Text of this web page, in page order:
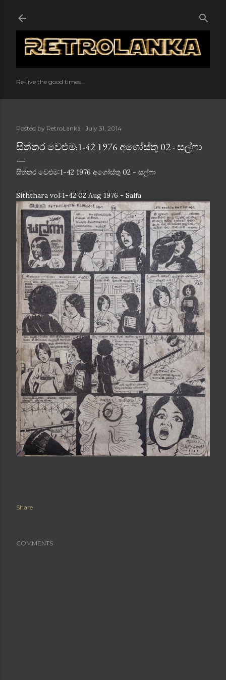
Re-live the good times...
Posted by RetroLanka July 31, 2014
සිත්තර වෙළුම:1-42 1976 අගෝස්තු 02 - සල්ෆා
සිත්තර වෙළුම:1-42 1976 අගෝස්තු 02 - සල්ෆා
Siththara vol:1-42 02 Aug 1976 - Salfa
Share
COMMENTS